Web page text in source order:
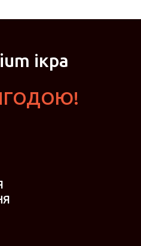
ікра